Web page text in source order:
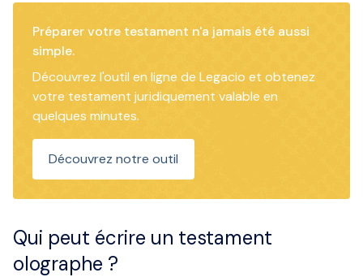
Préparer votre testament n'a jamais été aussi
simple.
Découvrez l'outil en ligne de Legacio et obtenez
votre testament juridiquement valable en
quelques minutes.
Découvrez notre outil
Qui peut écrire un testament
olographe ?